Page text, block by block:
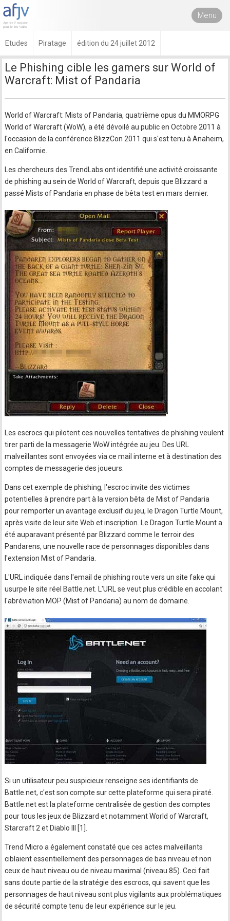
Menu
Etudes Piratage édition du 24 juillet 2012
Le Phishing cible les gamers sur World of
Warcraft: Mist of Pandaria
World of Warcraft: Mists of Pandaria, quatrième opus du MMORPG
World of Warcraft (WoW), a été dévoilé au public en Octobre 2011 à
l'occasion de la conférence BlizzCon 2011 qui s'est tenu à Anaheim,
en Californie.
Les chercheurs des TrendLabs ont identifié une activité croissante
de phishing au sein de World of Warcraft, depuis que Blizzard a
passé Mists of Pandaria en phase de bêta test en mars dernier.
Les escrocs qui pilotent ces nouvelles tentatives de phishing veulent
tirer parti de la messagerie WoW intégrée au jeu. Des URL
malveillantes sont envoyées via ce mail interne et à destination des
comptes de messagerie des joueurs.
Dans cet exemple de phishing, l'escroc invite des victimes
potentielles à prendre part à la version bêta de Mist of Pandaria
pour remporter un avantage exclusif du jeu, le Dragon Turtle Mount,
après visite de leur site Web et inscription. Le Dragon Turtle Mount a
été auparavant présenté par Blizzard comme le terroir des
Pandarens, une nouvelle race de personnages disponibles dans
l'extension Mist of Pandaria.
L'URL indiquée dans l'email de phishing route vers un site fake qui
usurpe le site réel Battle.net. L'URL se veut plus crédible en accolant
l'abréviation MOP (Mist of Pandaria) au nom de domaine.
Si un utilisateur peu suspicieux renseigne ses identifiants de
Battle.net, c'est son compte sur cette plateforme qui sera piraté.
Battle.net est la plateforme centralisée de gestion des comptes
pour tous les jeux de Blizzard et notamment World of Warcraft,
Starcraft 2 et Diablo III [1].
Trend Micro a également constaté que ces actes malveillants
ciblaient essentiellement des personnages de bas niveau et non
ceux de haut niveau ou de niveau maximal (niveau 85). Ceci fait
sans doute partie de la stratégie des escrocs, qui savent que les
personnages de haut niveau sont plus vigilants aux problématiques
de sécurité compte tenu de leur expérience sur le jeu.